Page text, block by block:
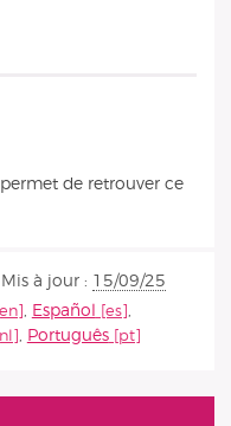
permet de retrouver ce
Mis à jour : 15/09/25
, Español
,
, Português